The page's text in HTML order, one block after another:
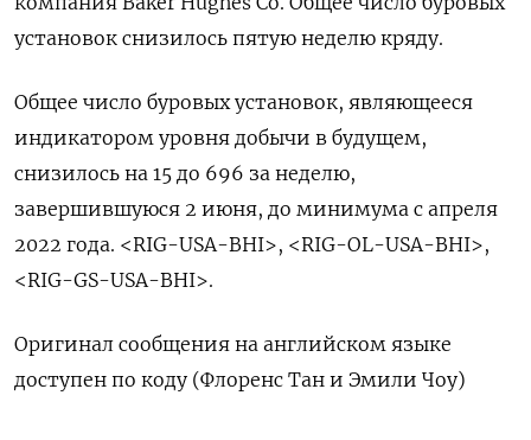
установок снизилось пятую неделю кряду.
Общее число буровых установок, являющееся
индикатором уровня добычи в будущем,
снизилось на 15 до 696 за неделю,
завершившуюся 2 июня, до минимума с апреля
2022 года. <RIG-USA-BHI>, <RIG-OL-USA-BHI>,
<RIG-GS-USA-BHI>.
Оригинал сообщения на английском языке
доступен по коду (Флоренс Тан и Эмили Чоу)